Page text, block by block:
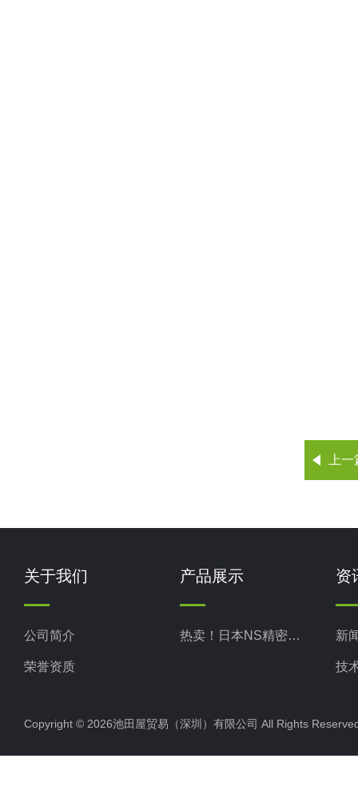
上
关于我们
公司简介
荣誉资质
产品展示
热卖！日本NS精密科学
资
新
技
Copyright © 2026池田屋贸易（深圳）有限公司 All Rights